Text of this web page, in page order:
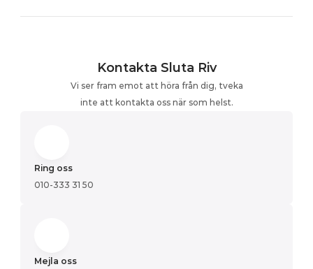
Kontakta Sluta Riv
Vi ser fram emot att höra från dig, tveka
inte att kontakta oss när som helst.
Ring oss
010-333 31 50
Mejla oss